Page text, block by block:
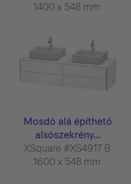
1400 x 548 mm
Mosdó alá építhető
alsószekrény...
XSquare #XS4917 B
1600 x 548 mm